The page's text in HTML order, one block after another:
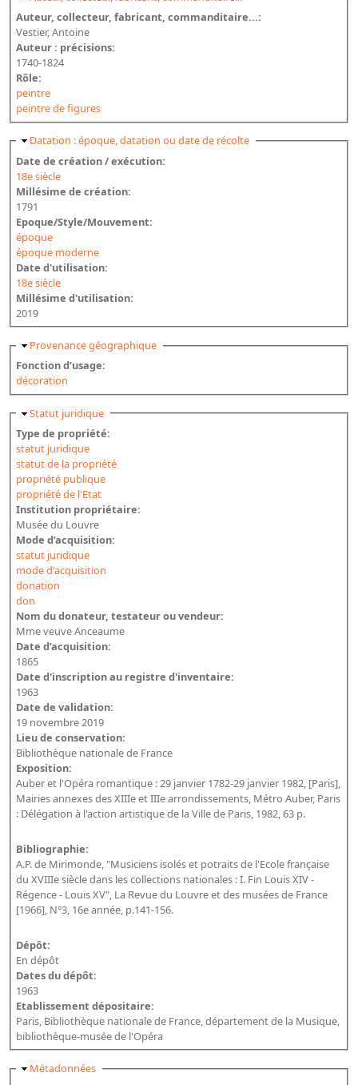
Auteur, collecteur, fabricant, commanditaire...:
Vestier, Antoine
Auteur : précisions:
1740-1824
Rôle:
peintre
peintre de figures
Masquer
Datation : époque, datation ou date de récolte
Date de création / exécution:
18e siècle
Millésime de création:
1791
Epoque/Style/Mouvement:
époque
époque moderne
Date d'utilisation:
18e siècle
Millésime d'utilisation:
2019
Masquer
Provenance géographique
Fonction d’usage:
décoration
Masquer
Statut juridique
Type de propriété:
statut juridique
statut de la propriété
propriété publique
propriété de l'Etat
Institution propriétaire:
Musée du Louvre
Mode d’acquisition:
statut juridique
mode d'acquisition
donation
don
Nom du donateur, testateur ou vendeur:
Mme veuve Anceaume
Date d’acquisition:
1865
Date d'inscription au registre d'inventaire:
1963
Date de validation:
19 novembre 2019
Lieu de conservation:
Bibliothèque nationale de France
Exposition:
Auber et l'Opéra romantique : 29 janvier 1782-29 janvier 1982, [Paris],
Mairies annexes des XIIIe et IIIe arrondissements, Métro Auber, Paris
: Délégation à l'action artistique de la Ville de Paris, 1982, 63 p.
Bibliographie:
A.P. de Mirimonde, "Musiciens isolés et potraits de l'Ecole française
du XVIIIe siècle dans les collections nationales : I. Fin Louis XIV -
Régence - Louis XV", La Revue du Louvre et des musées de France
[1966], N°3, 16e année, p.141-156.
Dépôt:
En dépôt
Dates du dépôt:
1963
Etablissement dépositaire:
Paris, Bibliothèque nationale de France, département de la Musique,
bibliothèque-musée de l'Opéra
Masquer
Métadonnées